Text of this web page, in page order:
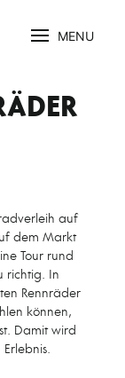
MENU
auf
dem Markt
Tour rund
richtig. In
Rennräder
können,
Damit wird